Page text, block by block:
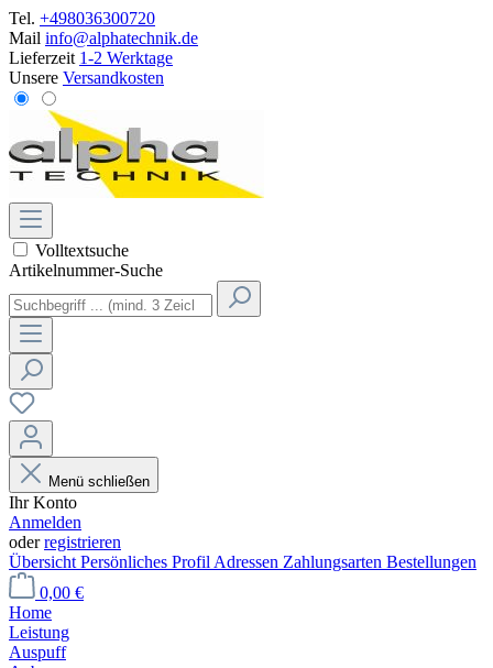
Tel. +498036300720
Mail info@alphatechnik.de
Lieferzeit 1-2 Werktage
Unsere Versandkosten
Volltextsuche
Artikelnummer-Suche
Menü schließen
Ihr Konto
Anmelden
oderregistrieren
Übersicht Persönliches Profil Adressen Zahlungsarten Bestellungen
0,00 €
Home
Leistung
Auspuff